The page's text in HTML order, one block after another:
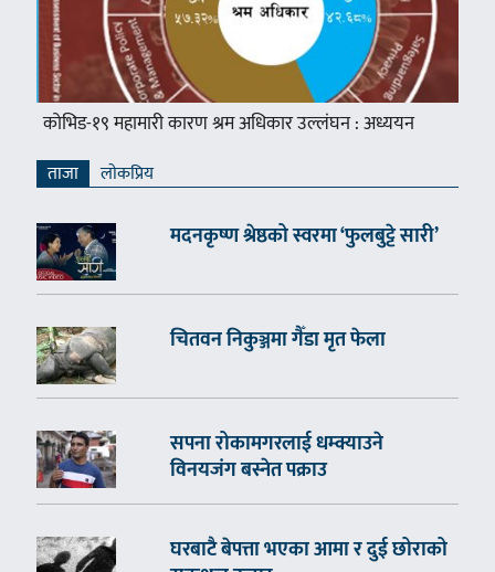
कोभिड-१९ महामारी कारण श्रम अधिकार उल्लंघन : अध्ययन
ताजा लाेकप्रिय
मदनकृष्ण श्रेष्ठको स्वरमा ‘फुलबुट्टे सारी’
चितवन निकुञ्जमा गैँडा मृत फेला
सपना रोकामगरलाई धम्क्याउने
विनयजंग बस्नेत पक्राउ
घरबाटै बेपत्ता भएका आमा र दुई छोराको